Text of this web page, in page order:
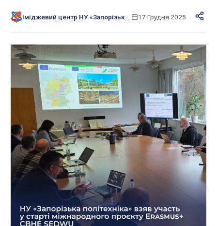
Іміджевий центр НУ «Запорізька політехніка» 17 Грудня 2025